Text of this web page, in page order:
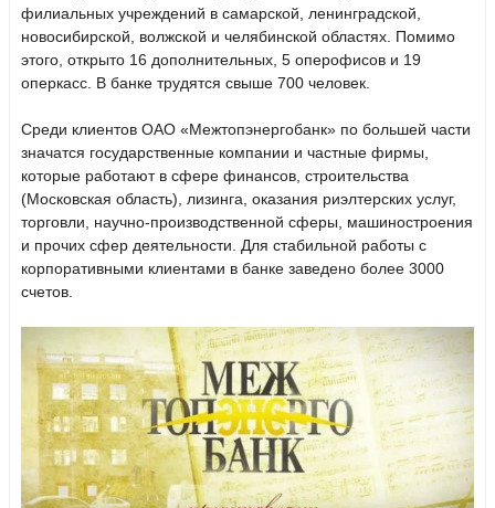
филиальных учреждений в самарской, ленинградской,
новосибирской, волжской и челябинской областях. Помимо
этого, открыто 16 дополнительных, 5 оперофисов и 19
оперкасс. В банке трудятся свыше 700 человек.
Среди клиентов ОАО «Межтопэнергобанк» по большей части
значатся государственные компании и частные фирмы,
которые работают в сфере финансов, строительства
(Московская область), лизинга, оказания риэлтерских услуг,
торговли, научно-производственной сферы, машиностроения
и прочих сфер деятельности. Для стабильной работы с
корпоративными клиентами в банке заведено более 3000
счетов.